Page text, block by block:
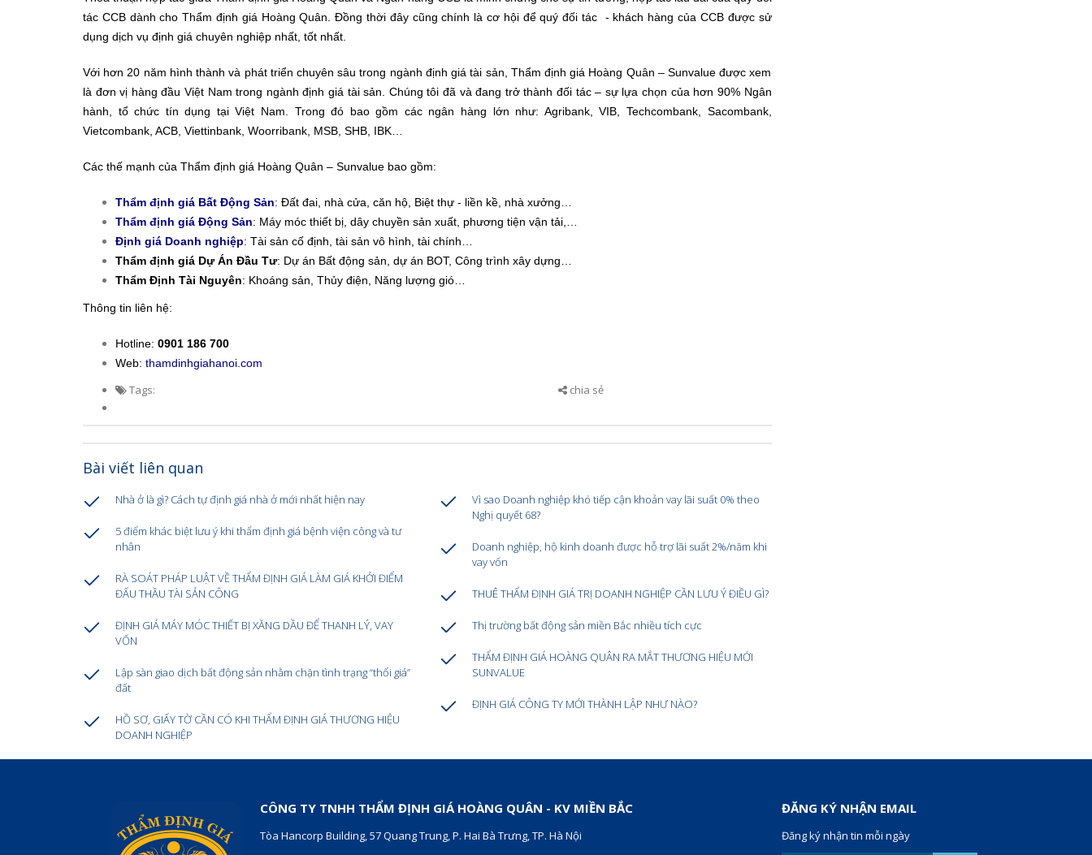
tác CCB dành cho Thẩm định giá Hoàng Quân. Đồng thời đây cũng chính là cơ hội để quý đối tác - khách hàng của CCB được sử
dụng dịch vụ định giá chuyên nghiệp nhất, tốt nhất.
Với hơn 20 năm hình thành và phát triển chuyên sâu trong ngành định giá tài sản, Thẩm định giá Hoàng Quân – Sunvalue được xem
là đơn vị hàng đầu Việt Nam trong ngành định giá tài sản. Chúng tôi đã và đang trở thành đối tác – sự lựa chọn của hơn 90% Ngân
hành, tổ chức tín dụng tại Việt Nam. Trong đó bao gồm các ngân hàng lớn như: Agribank, VIB, Techcombank, Sacombank,
Vietcombank, ACB, Viettinbank, Woorribank, MSB, SHB, IBK…
Các thế mạnh của Thẩm định giá Hoàng Quân – Sunvalue bao gồm:
Thẩm định giá Bất Động Sản: Đất đai, nhà cửa, căn hộ, Biệt thự - liền kề, nhà xưởng…
Thẩm định giá Động Sản: Máy móc thiết bị, dây chuyền sản xuất, phương tiện vận tải,…
Định giá Doanh nghiệp: Tài sản cố định, tài sản vô hình, tài chính…
Thẩm định giá Dự Án Đầu Tư: Dự án Bất động sản, dự án BOT, Công trình xây dựng…
Thẩm Định Tài Nguyên: Khoáng sản, Thủy điện, Năng lượng gió…
Thông tin liên hệ:
Hotline: 0901 186 700
Web: thamdinhgiahanoi.com
Tags: chia sẻ
Bài viết liên quan
Nhà ở là gì? Cách tự định giá nhà ở mới nhất hiện nay
5 điểm khác biệt lưu ý khi thẩm định giá bệnh viện công và tư
nhân
RÀ SOÁT PHÁP LUẬT VỀ THẨM ĐỊNH GIÁ LÀM GIÁ KHỞI ĐIỂM
ĐẤU THẦU TÀI SẢN CÔNG
ĐỊNH GIÁ MÁY MÓC THIẾT BỊ XĂNG DẦU ĐỂ THANH LÝ, VAY
VỐN
Lập sàn giao dịch bất động sản nhằm chặn tình trạng “thổi giá”
đất
HỒ SƠ, GIẤY TỜ CẦN CÓ KHI THẨM ĐỊNH GIÁ THƯƠNG HIỆU
DOANH NGHIỆP
Vì sao Doanh nghiệp khó tiếp cận khoản vay lãi suất 0% theo
Nghị quyết 68?
Doanh nghiệp, hộ kinh doanh được hỗ trợ lãi suất 2%/năm khi
vay vốn
THUÊ THẨM ĐỊNH GIÁ TRỊ DOANH NGHIỆP CẦN LƯU Ý ĐIỀU GÌ?
Thị trường bất động sản miền Bắc nhiều tích cực
THẨM ĐỊNH GIÁ HOÀNG QUÂN RA MẮT THƯƠNG HIỆU MỚI
SUNVALUE
ĐỊNH GIÁ CÔNG TY MỚI THÀNH LẬP NHƯ NÀO?
CÔNG TY TNHH THẨM ĐỊNH GIÁ HOÀNG QUÂN - KV MIỀN BẮC
Tòa Hancorp Building, 57 Quang Trung, P. Hai Bà Trưng, TP. Hà Nội
ĐĂNG KÝ NHẬN EMAIL
Đăng ký nhận tin mỗi ngày